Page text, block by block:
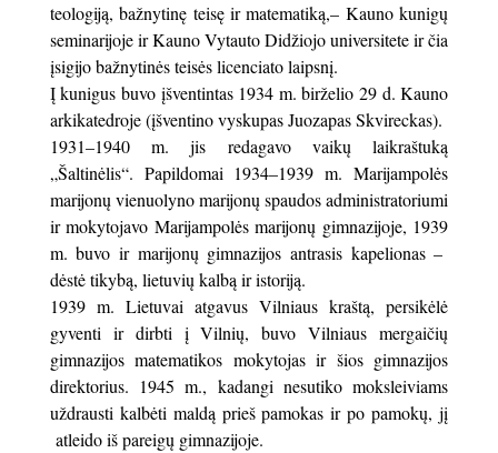
teologiją, bažnytinę teisę ir matematiką,– Kauno kunigų
seminarijoje ir Kauno Vytauto Didžiojo universitete ir čia
įsigijo bažnytinės teisės licenciato laipsnį.
Į kunigus buvo įšventintas 1934 m. birželio 29 d. Kauno
arkikatedroje (įšventino vyskupas Juozapas Skvireckas).
1931–1940 m. jis redagavo vaikų laikraštuką
„Šaltinėlis“. Papildomai 1934–1939 m. Marijampolės
marijonų vienuolyno marijonų spaudos administratoriumi
ir mokytojavo Marijampolės marijonų gimnazijoje, 1939
m. buvo ir marijonų gimnazijos antrasis kapelionas –
dėstė tikybą, lietuvių kalbą ir istoriją.
1939 m. Lietuvai atgavus Vilniaus kraštą, persikėlė
gyventi ir dirbti į Vilnių, buvo Vilniaus mergaičių
gimnazijos matematikos mokytojas ir šios gimnazijos
direktorius. 1945 m., kadangi nesutiko moksleiviams
uždrausti kalbėti maldą prieš pamokas ir po pamokų, jį
atleido iš pareigų gimnazijoje.